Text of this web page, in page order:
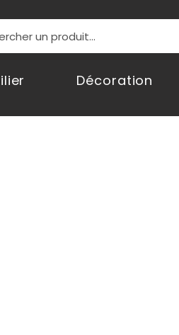
un produit...
Décoration